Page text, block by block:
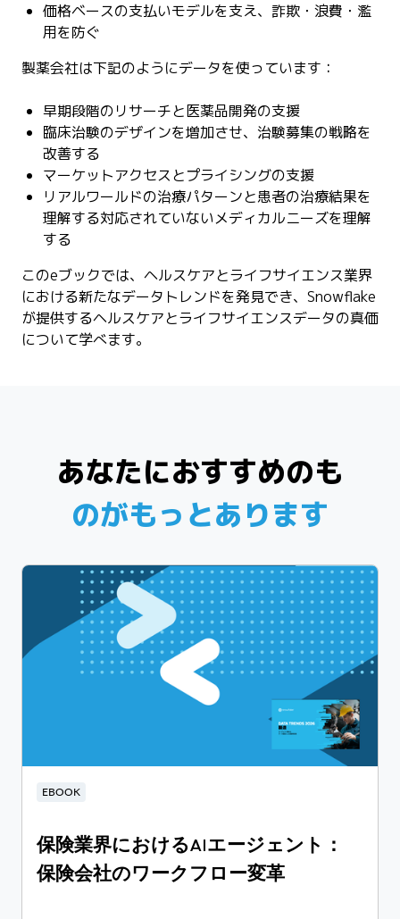
価格ベースの支払いモデルを支え、詐欺・浪費・濫
用を防ぐ
製薬会社は下記のようにデータを使っています：
早期段階のリサーチと医薬品開発の支援
臨床治験のデザインを増加させ、治験募集の戦略を
改善する
マーケットアクセスとプライシングの支援
リアルワールドの治療パターンと患者の治療結果を
理解する対応されていないメディカルニーズを理解
する
このeブックでは、ヘルスケアとライフサイエンス業界
における新たなデータトレンドを発見でき、Snowflake
が提供するヘルスケアとライフサイエンスデータの真価
について学べます。
あなたにおすすめのも
のがもっとあります
EBOOK
保険業界におけるAIエージェント：
保険会社のワークフロー変革